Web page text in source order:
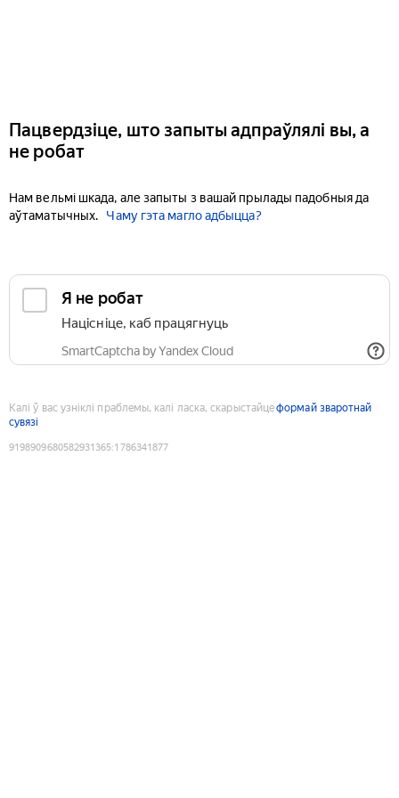
Пацвердзіце, што запыты адпраўлялі вы, а
не робат
Нам вельмі шкада, але запыты з вашай прылады падобныя да
аўтаматычных.
Чаму гэта магло адбыцца?
Я не робат
Націсніце, каб працягнуць
SmartCaptcha by Yandex Cloud
Калі ў вас узніклі праблемы, калі ласка, скарыстайцеформай зваротнай
сувязі
9198909680582931365:1786341877